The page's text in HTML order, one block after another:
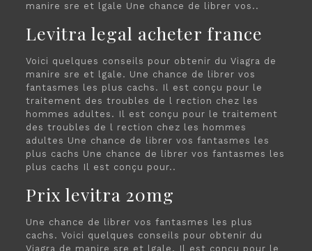
manire sre et lgale Une chance de librer vos..
Levitra legal acheter france
Voici quelques conseils pour obtenir du Viagra de
manire sre et lgale. Une chance de librer vos
fantasmes les plus cachs. Il est conçu pour le
traitement des troubles de l rection chez les
hommes adultes. Il est conçu pour le traitement
des troubles de l rection chez les hommes
adultes Une chance de librer vos fantasmes les
plus cachs Une chance de librer vos fantasmes les
plus cachs Il est conçu pour..
Prix levitra 20mg
Une chance de librer vos fantasmes les plus
cachs. Voici quelques conseils pour obtenir du
Viagra de manire sre et lgale. Il est conçu pour le